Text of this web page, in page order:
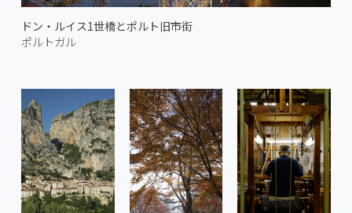
ドン・ルイス1世橋とポルト旧市街
ポルトガル